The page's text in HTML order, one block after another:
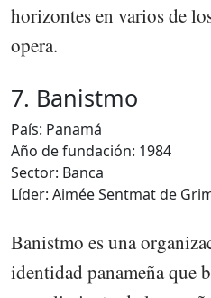
horizontes en varios de
opera.
7. Banistmo
País: Panamá
Año de fundación: 1984
Sector: Banca
Líder: Aimée Sentmat de
Banistmo es una
identidad panameña que